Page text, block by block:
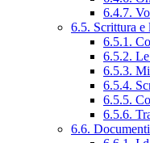
6.4.7.
6.5. Scrittura e
6.5.1.
6.5.2.
6.5.3.
6.5.4.
6.5.5.
6.5.6.
6.6. Documenti